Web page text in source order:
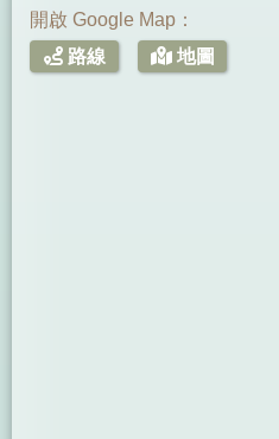
開啟 Google Map：
路線
地圖